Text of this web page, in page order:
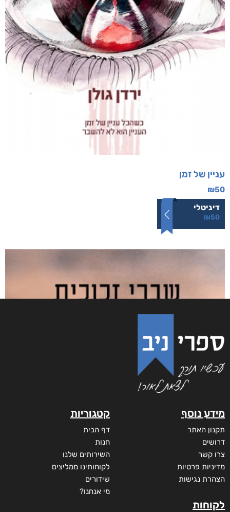
עניין של זמן
₪50
דיגיטלי
₪50
מידע נוסף
תקנון האתר
דרושים
צרו קשר
מדיניות פרטיות
הצהרת נגישות
לקוחות
קטגוריות
דף הבית
חנות
השירותים שלנו
לקוחותינו ממליצים
שידורים
מי אנחנו?